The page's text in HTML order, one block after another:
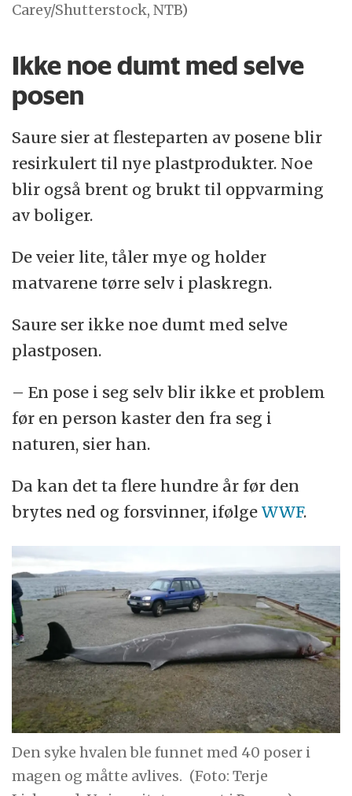
Carey/Shutterstock, NTB)
Ikke noe dumt med selve
posen
Saure sier at flesteparten av posene blir
resirkulert til nye plastprodukter. Noe
blir også brent og brukt til oppvarming
av boliger.
De veier lite, tåler mye og holder
matvarene tørre selv i plaskregn.
Saure ser ikke noe dumt med selve
plastposen.
– En pose i seg selv blir ikke et problem
før en person kaster den fra seg i
naturen, sier han.
Da kan det ta flere hundre år før den
brytes ned og forsvinner, ifølgeWWF.
Den syke hvalen ble funnet med 40 poser i
magen og måtte avlives. (Foto: Terje